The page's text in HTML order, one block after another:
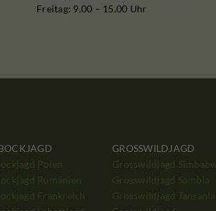
Freitag: 9.00 – 15.00 Uhr
GROSSWILDJAGD